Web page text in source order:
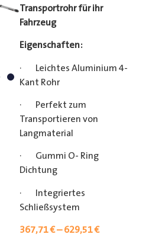
Transportrohr für ihr
Fahrzeug
Eigenschaften:
· Leichtes Aluminium 4-
Kant Rohr
· Perfekt zum
Transportieren von
Langmaterial
· Gummi O- Ring
Dichtung
· Integriertes
Schließsystem
367,71€–629,51€